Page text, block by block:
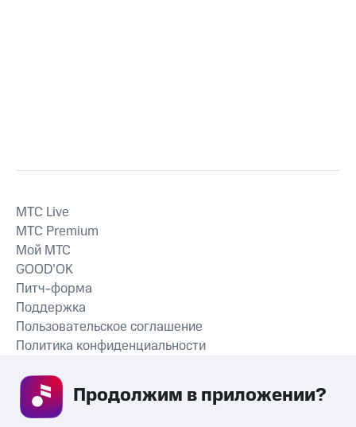
СКАЧАТЬ ПРИЛОЖЕНИЕ
MTС Live
MTС Premium
Мой МТС
GOOD’OK
Питч-форма
Поддержка
Пользовательское соглашение
Политика конфиденциальности